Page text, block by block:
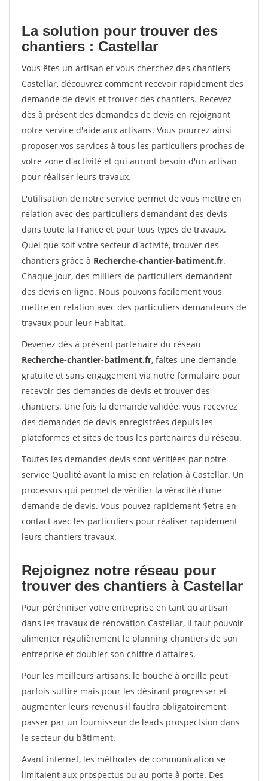
La solution pour trouver des
chantiers : Castellar
Vous êtes un artisan et vous cherchez des chantiers
Castellar, découvrez comment recevoir rapidement des
demande de devis et trouver des chantiers. Recevez
dès à présent des demandes de devis en rejoignant
notre service d'aide aux artisans. Vous pourrez ainsi
proposer vos services à tous les particuliers proches de
votre zone d'activité et qui auront besoin d'un artisan
pour réaliser leurs travaux.
L'utilisation de notre service permet de vous mettre en
relation avec des particuliers demandant des devis
dans toute la France et pour tous types de travaux.
Quel que soit votre secteur d'activité, trouver des
chantiers grâce à Recherche-chantier-batiment.fr.
Chaque jour, des milliers de particuliers demandent
des devis en ligne. Nous pouvons facilement vous
mettre en relation avec des particuliers demandeurs de
travaux pour leur Habitat.
Devenez dès à présent partenaire du réseau
Recherche-chantier-batiment.fr, faites une demande
gratuite et sans engagement via notre formulaire pour
recevoir des demandes de devis et trouver des
chantiers. Une fois la demande validée, vous recevrez
des demandes de devis enregistrées depuis les
plateformes et sites de tous les partenaires du réseau.
Toutes les demandes devis sont vérifiées par notre
service Qualité avant la mise en relation à Castellar. Un
processus qui permet de vérifier la véracité d'une
demande de devis. Vous pouvez rapidement $etre en
contact avec les particuliers pour réaliser rapidement
leurs chantiers travaux.
Rejoignez notre réseau pour
trouver des chantiers à Castellar
Pour pérénniser votre entreprise en tant qu'artisan
dans les travaux de rénovation Castellar, il faut pouvoir
alimenter régulièrement le planning chantiers de son
entreprise et doubler son chiffre d'affaires.
Pour les meilleurs artisans, le bouche à oreille peut
parfois suffire mais pour les désirant progresser et
augmenter leurs revenus il faudra obligatoirement
passer par un fournisseur de leads prospectsion dans
le secteur du bâtiment.
Avant internet, les méthodes de communication se
limitaient aux prospectus ou au porte à porte. Des